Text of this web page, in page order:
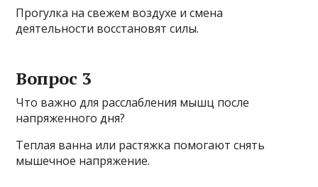
Прогулка на свежем воздухе и смена
деятельности восстановят силы.
Вопрос 3
Что важно для расслабления мышц после
напряженного дня?
Теплая ванна или растяжка помогают снять
мышечное напряжение.